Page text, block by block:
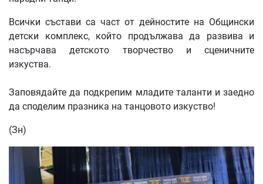
Всички състави са част от дейностите на Общински
детски комплекс, който продължава да развива и
насърчава детското творчество и сценичните
изкуства.
Заповядайте да подкрепим младите таланти и заедно
да споделим празника на танцовото изкуство!
(Зн)